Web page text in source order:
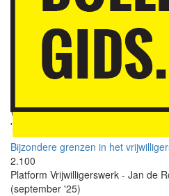
Platform Vrijwilligerswerk - Jan de
Spectaculaire toename lokale
Platform Vrijwilligerswerk - Jan de
Vrijwilligerswerk verdient meer
Brabants Dagblad - Jan de Rond
Wereld van Filantropie - Jan de
'25)
Bijzondere grenzen in het
2.100
Platform Vrijwilligerswerk - Jan de
(september '25)